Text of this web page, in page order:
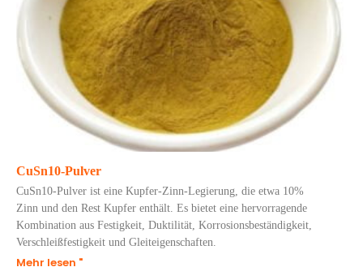
CuSn10-Pulver
CuSn10-Pulver ist eine Kupfer-Zinn-Legierung, die etwa 10%
Zinn und den Rest Kupfer enthält. Es bietet eine hervorragende
Kombination aus Festigkeit, Duktilität, Korrosionsbeständigkeit,
Verschleißfestigkeit und Gleiteigenschaften.
Mehr lesen "